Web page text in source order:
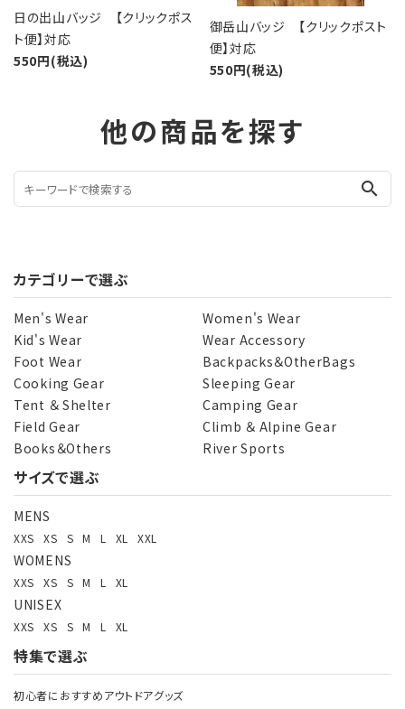
日の出山バッジ 【クリックポス
ト便】対応
550円(税込)
御岳山バッジ 【クリックポスト
便】対応
550円(税込)
他の商品を探す
search
カテゴリーで選ぶ
Men's Wear
Women's Wear
Kid's Wear
Wear Accessory
Foot Wear
Backpacks＆OtherBags
Cooking Gear
Sleeping Gear
Tent ＆ Shelter
Camping Gear
Field Gear
Climb ＆ Alpine Gear
Books＆Others
River Sports
サイズで選ぶ
MENS
XXS XS S M L XL XXL
WOMENS
XXS XS S M L XL
UNISEX
XXS XS S M L XL
特集で選ぶ
初心者におすすめアウトドアグッズ